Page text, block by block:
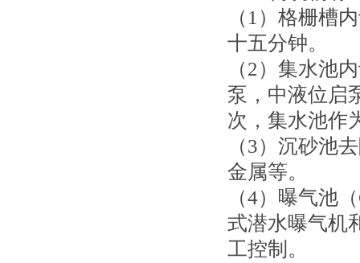
（1）格栅槽
十五分钟。
（2）集水池
泵，中液位启
次，集水池作
（3）沉砂池
金属等。
（4）曝气池
式潜水曝气机
工控制。